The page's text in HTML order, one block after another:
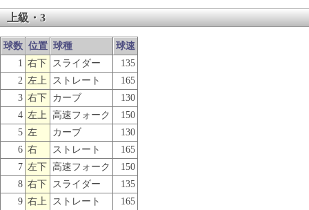
上級・3
球数 位置 球種
球速
1
右下 スライダー
135
2 左上 ストレート
165
3 右下 カーブ
130
4 左上 高速フォーク
150
5 左 カーブ
130
6 右 ストレート
165
7 左下 高速フォーク
150
8 右下 スライダー
135
9 右上 ストレート
165